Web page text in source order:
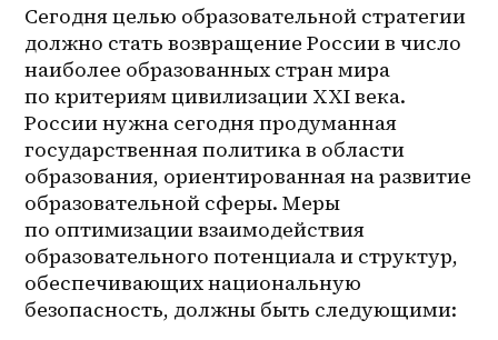
Сегодня целью образовательной стратегии
должно стать возвращение России в число
наиболее образованных стран мира
по критериям цивилизации XXI века.
России нужна сегодня продуманная
государственная политика в области
образования, ориентированная на развитие
образовательной сферы. Меры
по оптимизации взаимодействия
образовательного потенциала и структур,
обеспечивающих национальную
безопасность, должны быть следующими: